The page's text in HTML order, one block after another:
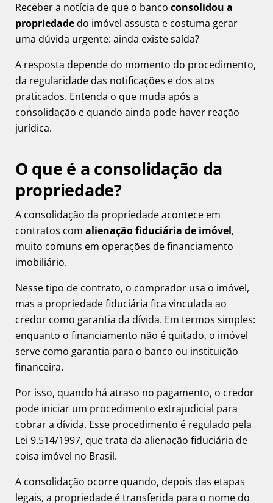
Receber a notícia de que o banco consolidou a
propriedade do imóvel assusta e costuma gerar
uma dúvida urgente: ainda existe saída?
A resposta depende do momento do procedimento,
da regularidade das notificações e dos atos
praticados. Entenda o que muda após a
consolidação e quando ainda pode haver reação
jurídica.
O que é a consolidação da
propriedade?
A consolidação da propriedade acontece em
contratos com alienação fiduciária de imóvel,
muito comuns em operações de financiamento
imobiliário.
Nesse tipo de contrato, o comprador usa o imóvel,
mas a propriedade fiduciária fica vinculada ao
credor como garantia da dívida. Em termos simples:
enquanto o financiamento não é quitado, o imóvel
serve como garantia para o banco ou instituição
financeira.
Por isso, quando há atraso no pagamento, o credor
pode iniciar um procedimento extrajudicial para
cobrar a dívida. Esse procedimento é regulado pela
Lei 9.514/1997, que trata da alienação fiduciária de
coisa imóvel no Brasil.
A consolidação ocorre quando, depois das etapas
legais, a propriedade é transferida para o nome do